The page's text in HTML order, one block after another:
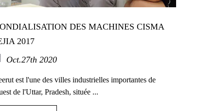
DES MACHINES CISMA
2017
Oct.27th 2020
est l'une des villes industrielles importantes de
de l'Uttar, Pradesh, située ...